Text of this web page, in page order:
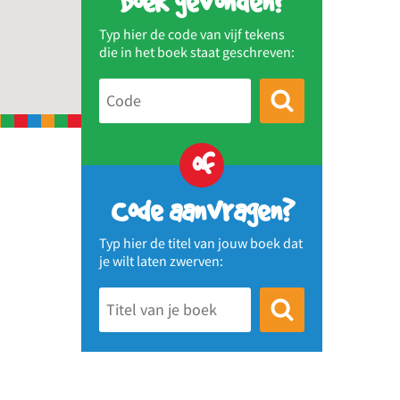
Typ hier de code van vijf tekens
die in het boek staat geschreven:
of
Code aanvragen?
Typ hier de titel van jouw boek dat
je wilt laten zwerven: